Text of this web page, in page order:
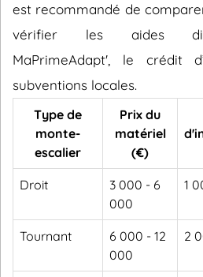
est recommandé de
vérifier les aides
MaPrimeAdapt', le crédit
subventions locales.
Type de
monte-
escalier
Prix du
matériel
(€)
Droit
3 000 - 6
000
1
Tournant
6 000 - 12
000
2